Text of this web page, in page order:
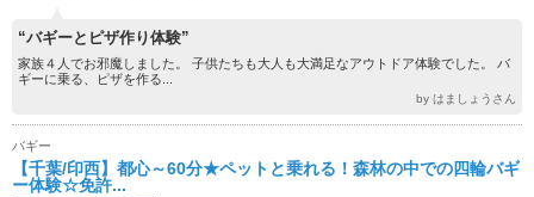
“バギーとピザ作り体験”
家族４人でお邪魔しました。 子供たちも大人も大満足なアウトドア体験でした。 バ
ギーに乗る、ピザを作る...
by はましょうさん
バギー
【千葉/印西】都心～60分★ペットと乗れる！森林の中での四輪バギ
ー体験☆免許...